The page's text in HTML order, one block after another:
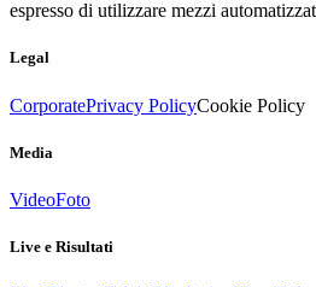
espresso di utilizzare mezzi
Legal
CorporatePrivacy PolicyCookie Policy
Media
VideoFoto
Live e Risultati